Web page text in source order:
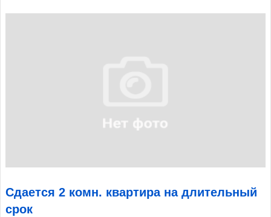
Сдается 2 комн. квартира на длительный
срок